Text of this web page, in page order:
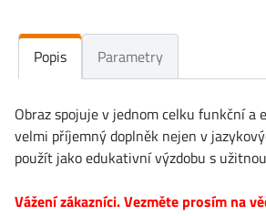
Popis Parametry
Obraz spojuje v jednom celku funkční
velmi příjemný doplněk nejen v
použít jako edukativní výzdobu s
Vážení zákazníci. Vezměte prosím na